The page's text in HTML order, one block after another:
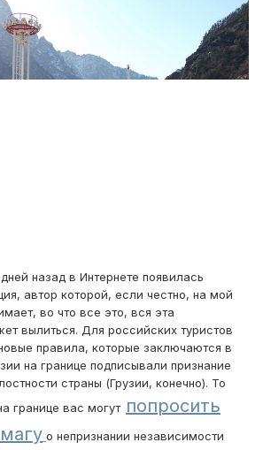
назад в Интернете появилась
автор которой, если честно, на мой
во что все это, вся эта
вылиться. Для российских туристов
правила, которые заключаются в
на границе подписывали признание
страны (Грузии, конечно). То
границе вас могут попросить
о непризнании независимости